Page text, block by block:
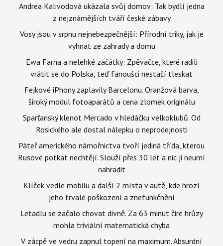
Andrea Kalivodová ukázala svůj domov: Tak bydlí jedna
z nejznámějších tváří české zábavy
Vosy jsou v srpnu nejnebezpečnější: Přírodní triky, jak je
vyhnat ze zahrady a domu
Ewa Farna a nelehké začátky: Zpěvačce, které radili
vrátit se do Polska, teď fanoušci nestačí tleskat
Fejkové iPhony zaplavily Barcelonu. Oranžová barva,
široký modul fotoaparátů a cena zlomek originálu
Sparťanský klenot Mercado v hledáčku velkoklubů. Od
Rosického ale dostal nálepku o neprodejnosti
Páteř amerického námořnictva tvoří jediná třída, kterou
Rusové potkat nechtějí. Slouží přes 30 let a nic ji neumí
nahradit
Klíček vedle mobilu a další 2 místa v autě, kde hrozí
jeho trvalé poškození a znefunkčnění
Letadlu se začalo chovat divně. Za 63 minut čiré hrůzy
mohla triviální matematická chyba
V zácpě ve vedru zapnul topení na maximum. Absurdní